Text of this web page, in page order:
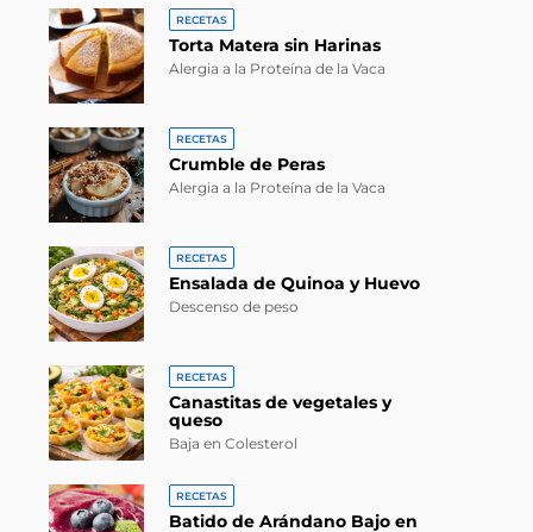
RECETAS
Torta Matera sin Harinas
Alergia a la Proteína de la Vaca
RECETAS
Crumble de Peras
Alergia a la Proteína de la Vaca
RECETAS
Ensalada de Quinoa y Huevo
Descenso de peso
RECETAS
Canastitas de vegetales y
queso
Baja en Colesterol
RECETAS
Batido de Arándano Bajo en